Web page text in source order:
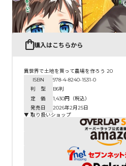
購入はこちらから
異世界で土地を買って農場を作ろう 20
ISBN
978-4-8240-1531-0
判 型
B6判
定 価
1,430円（税込）
発売日
2026年2月25日
▼ 取り扱いショップ